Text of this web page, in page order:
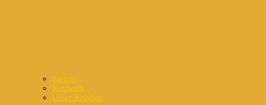
Partner
Netzwerk
Unser Angebot